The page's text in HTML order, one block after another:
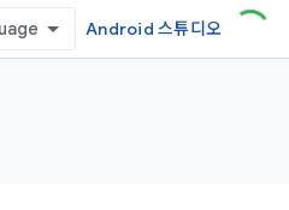
Android 스튜디오